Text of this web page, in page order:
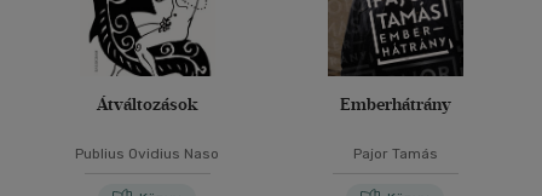
Átváltozások
Publius Ovidius Naso
Emberhátrány
Pajor Tamás